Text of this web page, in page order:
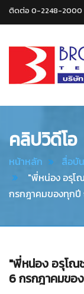
ติดต่อ 0-2248-2000
Thai
คลิปวิดีโอ
หน้าหลัก สื่อบั
"พี่หน่อง อรุโ
กรกฎาคมของทุก
"พี่หน่อง อรุโณ
6 กรกฎาคมข